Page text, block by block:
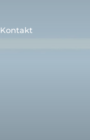
Kontakt